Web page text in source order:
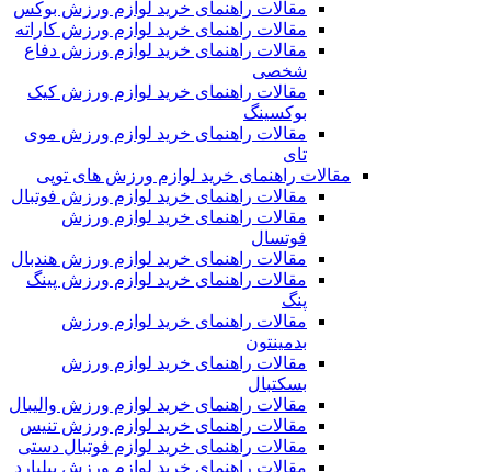
مقالات راهنمای خرید لوازم ورزش بوکس
مقالات راهنمای خرید لوازم ورزش کاراته
مقالات راهنمای خرید لوازم ورزش دفاع
شخصی
مقالات راهنمای خرید لوازم ورزش کیک
بوکسینگ
مقالات راهنمای خرید لوازم ورزش موی
تای
مقالات راهنمای خرید لوازم ورزش های توپی
مقالات راهنمای خرید لوازم ورزش فوتبال
مقالات راهنمای خرید لوازم ورزش
فوتسال
مقالات راهنمای خرید لوازم ورزش هندبال
مقالات راهنمای خرید لوازم ورزش پینگ
پنگ
مقالات راهنمای خرید لوازم ورزش
بدمینتون
مقالات راهنمای خرید لوازم ورزش
بسکتبال
مقالات راهنمای خرید لوازم ورزش والیبال
مقالات راهنمای خرید لوازم ورزش تنیس
مقالات راهنمای خرید لوازم فوتبال دستی
مقالات راهنمای خرید لوازم ورزش بیلیارد